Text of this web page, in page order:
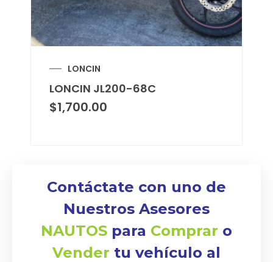
LONCIN
LONCIN JL200-68C
$1,700.00
Contáctate con uno de
Nuestros Asesores
NAUTOS para Comprar o
Vender tu vehículo al